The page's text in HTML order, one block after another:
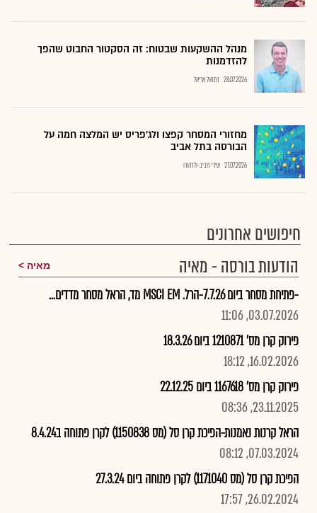
מנהל ההשקעות שבטוח: זה הסקטור החבוט שהפך
להזדמנות
28.07.2026 נתנאל אריאל
מחזורי המסחר קפצו ולג'פריס יש המלצה חמה על
הבורסה בתל אביב
27.07.2026 שירי חביב-ולדהורן
חיפושים אחרונים
הודעות בורסה - מאיה
מאיה
-פתיחת מסחר ביום 7.7.26-הרל. MSCI EM מד, הראל מסחר מדדים...
03.07.2026, 11:06
פירוק קרן מס' 1210871 ביום 18.3.26
16.02.2026, 18:12
פירוק קרן מס' 1167618 ביום 22.12.25
23.11.2025, 08:36
הראל קרנות נאמנות-הפיכת קרן סל (מס 1150838) לקרן פתוחה ב8.4.24
07.03.2024, 08:12
הפיכת קרן סל (מס 1171040) לקרן פתוחה ביום 27.3.24
26.02.2024, 17:57